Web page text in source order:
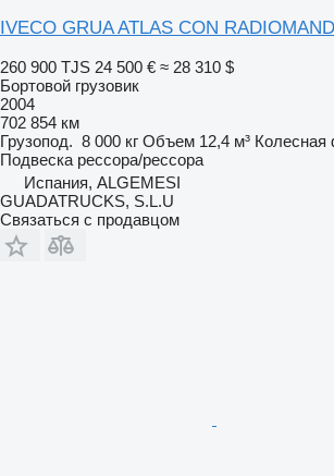
IVECO GRUA ATLAS CON
260 900 TJS 24 500 € ≈ 28 310 $
Бортовой грузовик
2004
702 854 км
Грузопод. 8 000 кг Объем 12,4 м³
Подвеска рессора/рессора
Испания, ALGEMESI
GUADATRUCKS, S.L.U
Связаться с продавцом